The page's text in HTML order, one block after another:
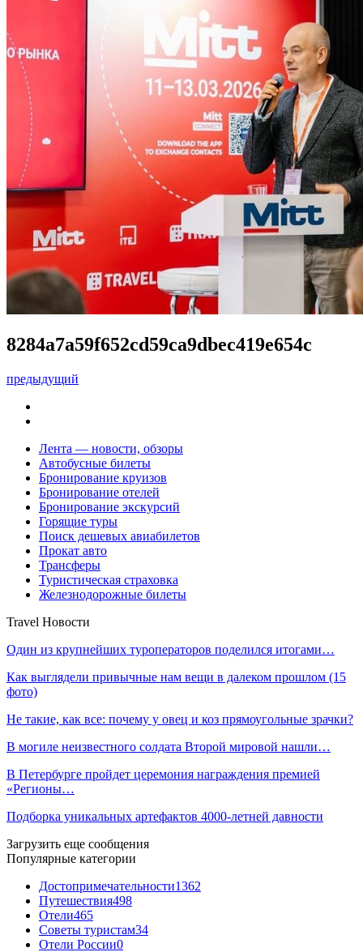
8284a7a59f652cd59ca9dbec419e654c
предыдущий
Лента — новости, обзоры
Автобусные билеты
Бронирование круизов
Бронирование отелей
Бронирование экскурсий
Горящие туры
Поиск дешевых авиабилетов
Прокат авто
Трансферы
Туристическая страховка
Железнодорожные билеты
Travel Новости
Один из крупнейших туроператоров поделился итогами…
Как выглядели привычные нам вещи в далеком прошлом (15
фото)
Не такие, как все: почему у овец и коз прямоугольные зрачки?
В могиле неизвестного солдата Второй мировой нашли…
В Петербурге пройдет церемония награждения премией
«Регионы…
Подборка уникальных артефактов 4000-летней давности
Загрузить еще сообщения
Популярные категории
Достопримечательности1362
Путешествия498
Отели465
Советы туристам34
Отели России0